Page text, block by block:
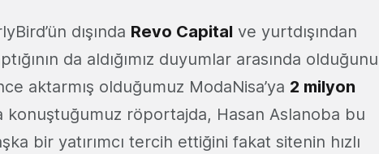
dışında Revo Capital ve yurtdışından
da aldığımız duyumlar arasında olduğunu
aktarmış olduğumuz ModaNisa’ya 2 milyon
konuştuğumuz röportajda, Hasan Aslanoba bu
bir yatırımcı tercih ettiğini fakat sitenin hızlı